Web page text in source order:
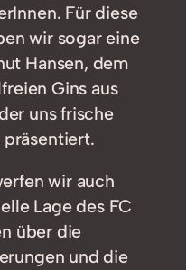
Für diese
wir sogar eine
Hansen, dem
Gins aus
uns frische
wir auch
Lage des FC
über die
und die